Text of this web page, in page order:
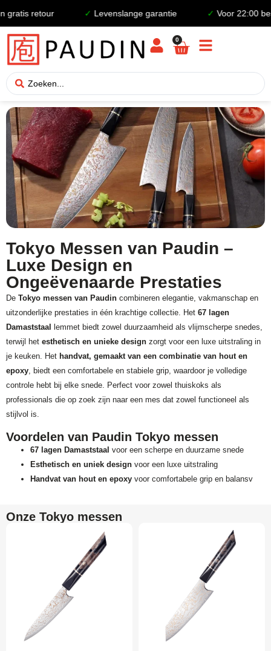
retour Levenslange garantie Voor 22:00
0
Tokyo Messen van Paudin –
Luxe Design en
Ongeëvenaarde Prestaties
De Tokyo messen van Paudin combineren elegantie, vakmanschap en
uitzonderlijke prestaties in één krachtige collectie. Het 67 lagen
Damaststaal
lemmet biedt zowel duurzaamheid als vlijmscherpe snedes,
terwijl het esthetisch en unieke design zorgt voor een luxe uitstraling in
je keuken. Het handvat, gemaakt van een combinatie van hout en
epoxy, biedt een comfortabele en stabiele grip, waardoor je volledige
controle hebt bij elke snede. Perfect voor zowel thuiskoks als
professionals die op zoek zijn naar een mes dat zowel functioneel als
stijlvol is.
Voordelen van Paudin Tokyo messen
67 lagen Damaststaal voor een scherpe en duurzame snede
Esthetisch en uniek design voor een luxe uitstraling
Handvat van hout en epoxy voor comfortabele grip en balansv
Onze Tokyo messen